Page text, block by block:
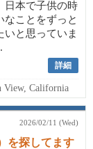
日本で子供の時
なことをずっと
と思っていま
詳細
View, California
2026/02/11 (Wed)
を探してます